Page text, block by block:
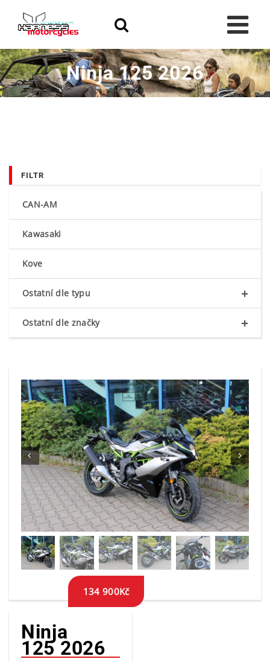
content
Ninja 125 2026
 
Ninja
125 2026
134 900Kč
FILTR
CAN-AM
Kawasaki
Kove
+
Ostatní dle typu
+
Ostatní dle značky